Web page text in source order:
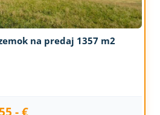
na predaj 1357 m2